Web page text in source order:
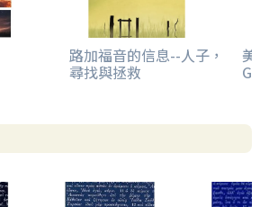
訊（二十三6-12）
定罪（二十三13-25）
十三26-56）
（二十三26-32）
50-56）
升天（二十四1-53）
的相遇（二十四13-35）
路加福音的信息--人子，
尋找與拯救
美